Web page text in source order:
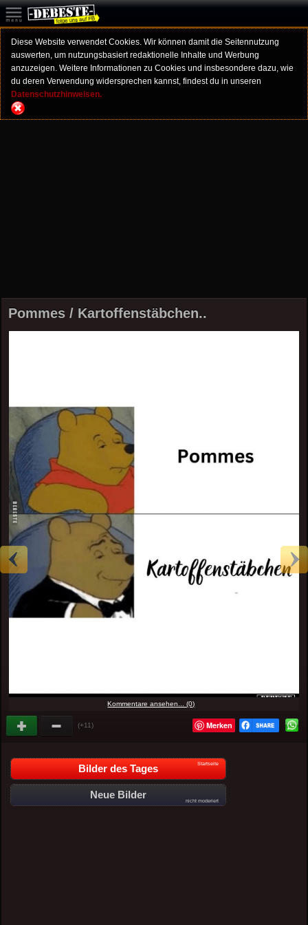
Diese Website verwendet Cookies. Wir können damit die Seitennutzung
auswerten, um nutzungsbasiert redaktionelle Inhalte und Werbung
anzuzeigen. Weitere Informationen zu Cookies und insbesondere dazu, wie
du deren Verwendung widersprechen kannst, findest du in unseren
Datenschutzhinweisen.
Pommes / Kartoffenstäbchen..
Kommentare ansehen... (0)
(+11) Merken
Bilder des Tages Startseite
Neue Bilder
nicht moderiert